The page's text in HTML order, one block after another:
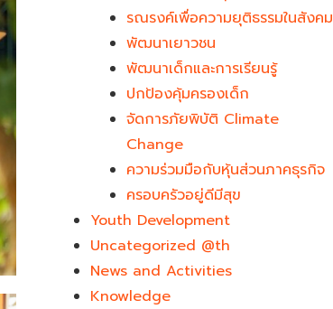
รณรงค์เพื่อความยุติธรรมในสังคม
พัฒนาเยาวชน
พัฒนาเด็กและการเรียนรู้
ปกป้องคุ้มครองเด็ก
จัดการภัยพิบัติ Climate
Change
ความร่วมมือกับหุ้นส่วนภาคธุรกิจ
ครอบครัวอยู่ดีมีสุข
Youth Development​
Uncategorized @th
News and Activities
Knowledge